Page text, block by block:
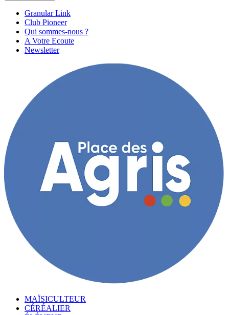
Granular Link
Club Pioneer
Qui sommes-nous ?
A Votre Ecoute
Newsletter
MAÏSICULTEUR
CÉRÉALIER